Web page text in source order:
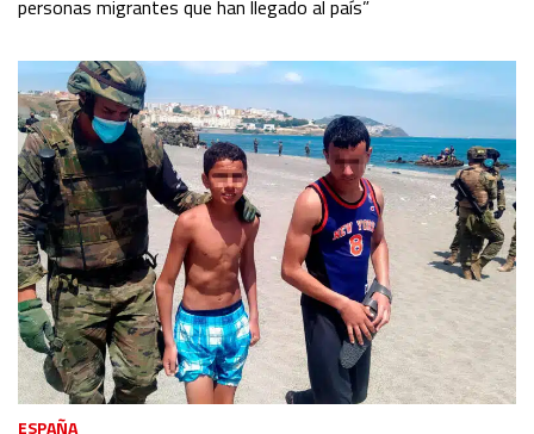
personas migrantes que han llegado al país”
ESPAÑA